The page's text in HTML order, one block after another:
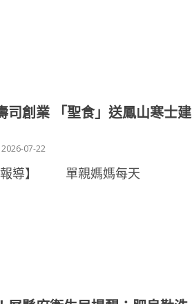
司創業 「聖食」送鳳山寒士建
2026-07-22
報導】 單親媽媽每天